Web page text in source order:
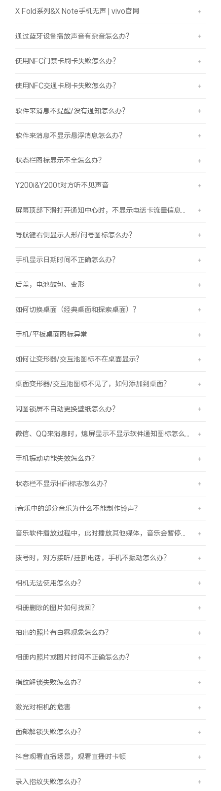
X Fold系列&X Note手机无声 | vivo官网
通过蓝牙设备播放声音有杂音怎么办？
使用NFC门禁卡刷卡失败怎么办？
使用NFC交通卡刷卡失败怎么办？
软件来消息不提醒/没有通知怎么办？
软件来消息不显示悬浮消息怎么办？
状态栏图标显示不全怎么办？
Y200i&Y200t对方听不见声音
导航键右侧显示人形/问号图标怎么办？
手机显示日期时间不正确怎么办？
后盖，电池鼓包、变形
如何切换桌面（经典桌面和探索桌面）？
手机/平板桌面图标异常
如何让变形器/交互池图标不在桌面显示？
桌面变形器/交互池图标不见了，如何添加到桌面？
阅图锁屏不自动更换壁纸怎么办？
手机振动功能失效怎么办？
状态栏不显示HiFi标志怎么办？
i音乐中的部分音乐为什么不能制作铃声？
拨号时，对方接听/挂断电话，手机不振动怎么办？
相机无法使用怎么办？
相册删除的图片如何找回？
拍出的照片有白雾现象怎么办？
相册内照片或图片时间不正确怎么办？
指纹解锁失败怎么办？
激光对相机的危害
面部解锁失败怎么办？
抖音观看直播场景，观看直播时卡顿
录入指纹失败怎么办？